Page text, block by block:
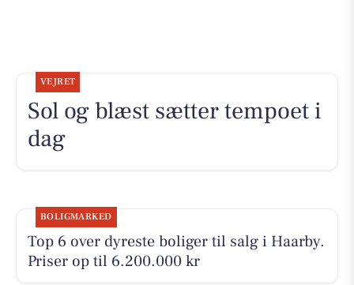
VEJRET
Sol og blæst sætter tempoet i
dag
BOLIGMARKED
Top 6 over dyreste boliger til salg i Haarby.
Priser op til 6.200.000 kr